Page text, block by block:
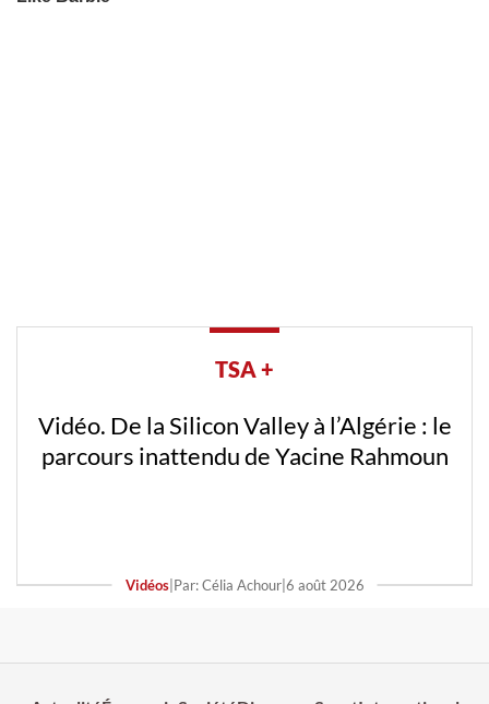
TSA +
Vidéo. De la Silicon Valley à l’Algérie : le
parcours inattendu de Yacine Rahmoun
Vidéos| Par: Célia Achour| 6 août 2026